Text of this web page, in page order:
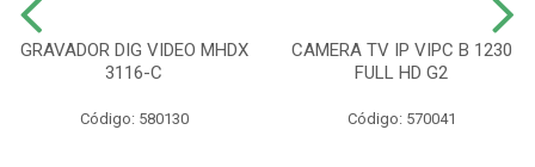
GRAVADOR DIG VIDEO MHDX
3116-C
Código: 580130
CAMERA TV IP VIPC B 1230
FULL HD G2
Código: 570041